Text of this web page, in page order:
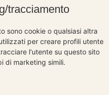
tracciamento
sono cookie o qualsiasi altra
per creare profili utente
l'utente su questo sito
di marketing simili.